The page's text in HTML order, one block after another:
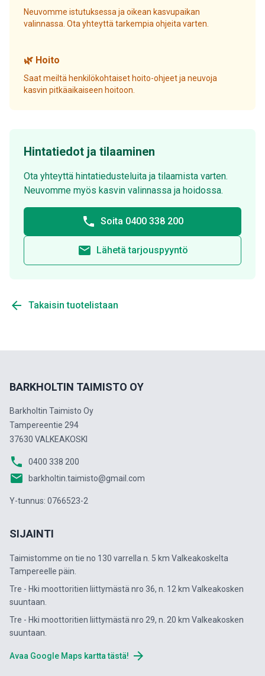
Neuvomme istutuksessa ja oikean kasvupaikan
valinnassa. Ota yhteyttä tarkempia ohjeita varten.
🌿 Hoito
Saat meiltä henkilökohtaiset hoito-ohjeet ja neuvoja
kasvin pitkäaikaiseen hoitoon.
Hintatiedot ja tilaaminen
Ota yhteyttä hintatiedusteluita ja tilaamista varten.
Neuvomme myös kasvin valinnassa ja hoidossa.
phone Soita 0400 338 200
email Lähetä tarjouspyyntö
arrow_back Takaisin tuotelistaan
BARKHOLTIN TAIMISTO OY
Barkholtin Taimisto Oy
Tampereentie 294
37630 VALKEAKOSKI
phone 0400 338 200
email barkholtin.taimisto@gmail.com
Y-tunnus: 0766523-2
SIJAINTI
Taimistomme on tie no 130 varrella n. 5 km Valkeakoskelta
Tampereelle päin.
Tre - Hki moottoritien liittymästä nro 36, n. 12 km Valkeakosken
suuntaan.
Tre - Hki moottoritien liittymästä nro 29, n. 20 km Valkeakosken
suuntaan.
Avaa Google Maps kartta tästä! arrow_forward